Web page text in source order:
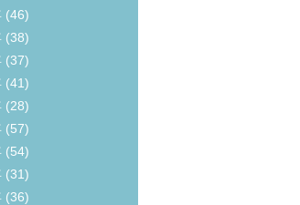
(46)
(38)
(37)
(41)
(28)
(57)
(54)
(31)
(36)